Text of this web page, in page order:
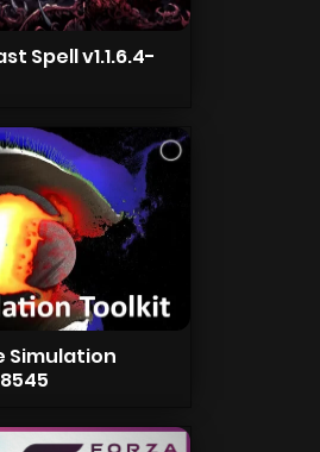
Spell v1.1.6.4-
Simulation